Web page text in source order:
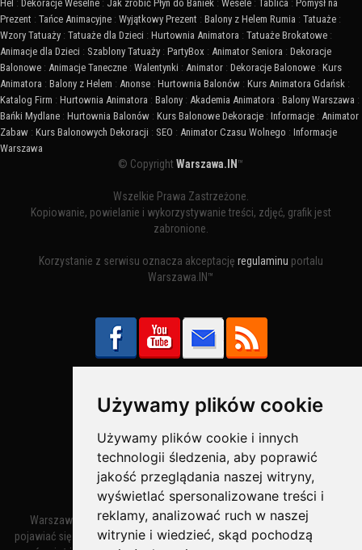
Używamy plików cookie
Używamy plików cookie i innych
technologii śledzenia, aby poprawić
jakość przeglądania naszej witryny,
wyświetlać spersonalizowane treści i
reklamy, analizować ruch w naszej
witrynie i wiedzieć, skąd pochodzą
Hel : Dekoracje Weselne : Jak zrobić Płyn do Baniek : Wesele : Tablica : Pomysł na
Prezent : Tańce Animacyjne : Wyjątkowy Prezent : Balony z Helem Rumia : Tatuaże :
Wzory Tatuaży : Tatuaże dla Dzieci : Hurtownia Animatora : Tatuaże Brokatowe :
Animacje dla Dzieci : Szablony Tatuaży : PartyBox : Animator Seniora : Dekoracje
Balonowe : Animacje Taneczne : Walentynki : Animator : Dekoracje Balonowe : Kurs
Animatora : Balony z Helem : Anonse : Hurtownia Balonów : Kurs Animatora Gdańsk :
Katalog Firm : Hurtownia Animatora : Balony : Akademia Animatora : Balony Warszawa :
Bańki Mydlane : Hurtownia Balonów : Kurs Balonowe Dekoracje : Informacje : Animator
Zabaw : Kurs Balonowych Dekoracji : SEO : Animator Czasu Wolnego : Informacje
Warszawa
© CopyrightWarszawa.IN ™
Wszelkie Prawa Zastrzeżone.
Kopiowanie, powielanie i wykorzystywanie treści, zdjęć, grafik jest
zabronione.
Korzystanie z serwisu oznacza akceptację regulaminu portalu
Warszawa.IN™
Bezpieczne Płatności obsługuje:
Warszawa – miasto stołeczne Warszawa. Nazwa miasta zaczęła
pojawiać się w dokumentach w XIV wieku jako Warszewa, a od XV wieku